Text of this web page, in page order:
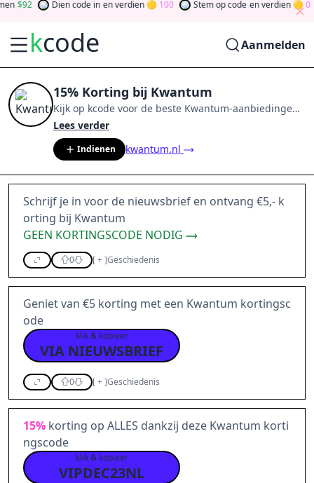
92 Dien code in en verdien 100 Stem op code en verdien 0
kcode Aanmelden
15% Korting bij Kwantum
Kijk op kcode voor de beste Kwantum-aanbiedingen
vanaug 2026
tokens door bij te dragen via stemmen, testen, delen
en meer. Drehen Sie den Glücksklee
Sie Geld
Lees verder
Indienen kwantum.nl
Schrijf je in voor de nieuwsbrief en ontvang €5,- k
orting bij Kwantum
GEEN KORTINGSCODE NODIG
0 [+]Geschiedenis
Geniet van €5 korting met een Kwantum kortingsc
ode
klik & kopieer
VIA NIEUWSBRIEF
0 [+]Geschiedenis
15% korting op ALLES dankzij deze Kwantum korti
ngscode
klik & kopieer
VIPDEC23NL